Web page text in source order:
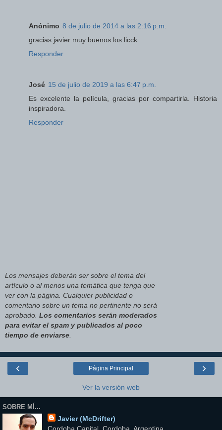
Anónimo 8 de julio de 2014 a las 2:16 p.m.
gracias javier muy buenos los licck
Responder
José 15 de julio de 2019 a las 6:47 p.m.
Es excelente la película, gracias por compartirla. Historia
inspiradora.
Responder
Los mensajes deberán ser sobre el tema del
artículo o al menos una temática que tenga que
ver con la página. Cualquier publicidad o
comentario sobre un tema no pertinente no será
aprobado. Los comentarios serán moderados
para evitar el spam y publicados al poco
tiempo de enviarse
‹ ›
Página Principal
Ver la versión web
SOBRE MÍ...
Javier (McDrifter)